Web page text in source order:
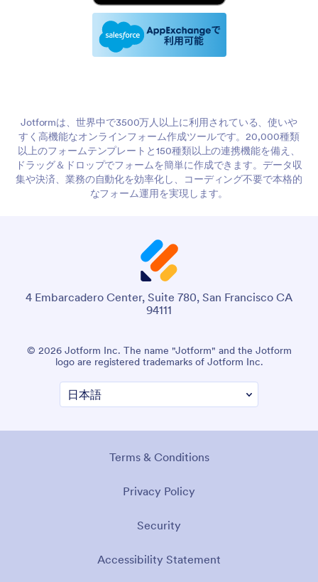
Jotformは、世界中で3500万人以上に利用されている、使いや
すく高機能なオンラインフォーム作成ツールです。20,000種類
以上のフォームテンプレートと150種類以上の連携機能を備え、
ドラッグ＆ドロップでフォームを簡単に作成できます。データ収
集や決済、業務の自動化を効率化し、コーディング不要で本格的
なフォーム運用を実現します。
4 Embarcadero Center, Suite 780, San Francisco CA
94111
© 2026 Jotform Inc. The name "Jotform" and the Jotform
logo are registered trademarks of Jotform Inc.
Terms & Conditions
Privacy Policy
Security
Accessibility Statement